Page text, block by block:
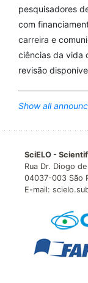
pesquisadores
com
carreira e
ciências da vida
revisão
Show all
SciELO -
Rua Dr. Diogo
04037-003 São
E-mail: